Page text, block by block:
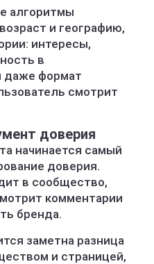
алгоритмы
и географию,
интересы,
в
даже формат
смотрит
доверия
начинается самый
доверия.
в сообщество,
комментарии
бренда.
заметна разница
и страницей,